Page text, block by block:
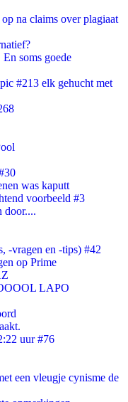
na claims over plagiaat
soms goede
#213 elk gehucht met
was kaputt
voorbeeld #3
door....
-vragen en -tips) #42
op Prime
LAPO
uur #76
een vleugje cynisme de